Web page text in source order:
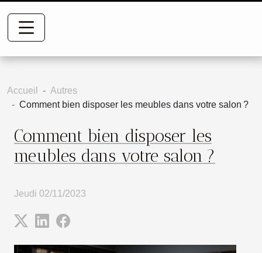
Accueil
Autres
Comment bien disposer les meubles dans votre salon ?
Comment bien disposer les
meubles dans votre salon ?
Jeudi 02/11/2023